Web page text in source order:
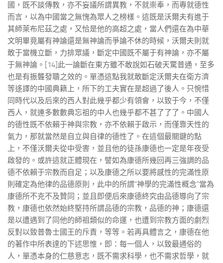
國，既不談傳教，亦不妄議所謂異教，不就崇奉，而專就德性
而言，以為中國當之無愧為眾人之榜樣。這既是沃爾夫有進于
其師萊布尼茲之處，又恰是他的高超之處，當人們還在為中華
文明畢竟屬有神論還是無神論而爭論不休的時候，沃爾夫則就
敢于當機立斷，力排眾議，斷定中國既不屬于有神論，亦不屬
于無神論。[14]此一論斷在東方雖不敢說如石破天驚普通，至多
也是有振聾發聵之效的。單憑這點我就敢斷定沃爾夫在衛方濟
等迻譯的中國典籍上，所下的工夫實在是超過了後人。只惋惜
同時代以及后來的西人對此幾乎都少有領會，以致于今，不僅
西人，就連多數數典忘祖的中人也幾乎都不甚了了了。中國人
的德性既不依賴于神與宗教，亦不依賴于啟示，而僅靠天性的
氣力，那就當然是自立與自律的德性了。在這個最關鍵的點
上，不僅沃爾夫從中受害，並且他的徒孫康德也一定是年夜受
啟發的。或許這就正體現在，譬如為康德所幾回再三強調的品
德不依賴于宗教而自足；以及康德之所以要將感性的完滿性原
則確定為他律的品德原則，此中的所謂“神學的完滿性概念”當為
康德所不克不及贊同；並且即便后來康德終究由品德導向了宗
教，康德也依然始終堅持所謂品德的宗教，品德的神；康德還
是以遭遇到了同他的師祖類似的命運，也遭到宗教方面的劇烈
反對以致普魯士國王的斥責，等等。若再具體言之，康德在他
的著作中所表達的下述思惟，即：每一個人，以致最通俗的
人，單憑本身的仁慈意志，既不需求科學，也不需求哲學，就